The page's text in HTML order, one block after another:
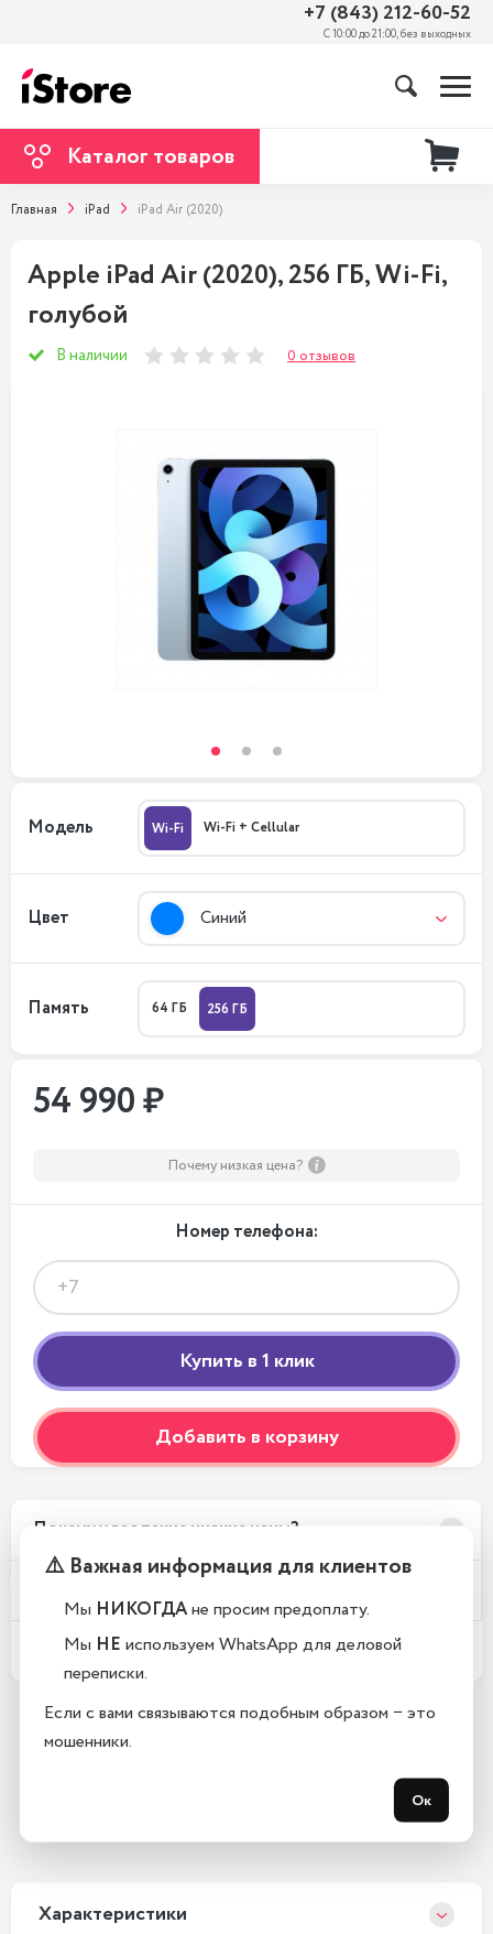
+7 (843) 212-60-52
С 10:00 до 21:00, без выходных
Каталог товаров
Главная iPad iPad Air (2020)
Apple iPad Air (2020), 256 ГБ, Wi-Fi,
голубой
В наличии 0 отзывов
Модель Wi-Fi Wi-Fi + Cellular
Цвет Синий
Память 64 ГБ 256 ГБ
54 990 ₽
Почему низкая цена?
Номер телефона:
Добавить в корзину
Почему у вас такие низкие цены?
Какой срок гарантии?
Xарактеристики
⚠️ Важная информация для клиентов
Мы НИКОГДАне просим предоплату.
Мы НЕ используем WhatsApp для деловой
переписки.
Если с вами связываются подобным образом − это
мошенники.
Ок